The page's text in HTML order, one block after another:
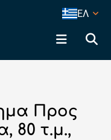
ΕΛ
Προς
80 τ.μ.,